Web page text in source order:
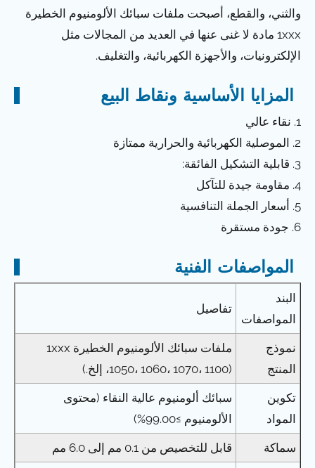
والثني، والقطع، أصبحت ملفات سبائك الألومنيوم الخطيرة
1xxx مادة لا غنى عنها في العديد من المجالات مثل
الإلكترونيات، والأجهزة الكهربائية، والتغليف.
المزايا الأساسية ونقاط البيع
1. نقاء عالي
2. الموصلية الكهربائية والحرارية ممتازة
3. قابلية التشكيل الفائقة:
4. مقاومة جيدة للتآكل
5. أسعار الجملة التنافسية
6. جودة مستقرة
المواصفات الفنية
البند
المواصفات
تفاصيل
نموذج
المنتج
ملفات سبائك الألومنيوم الخطيرة 1xxx
(1050، 1060، 1070، 1100، إلخ.)
تكوين
المواد
سبائك ألومنيوم عالية النقاء (محتوى
الألومنيوم ≥99.00%)
سماكة قابل للتخصيص من 0.1 مم إلى 6.0 مم